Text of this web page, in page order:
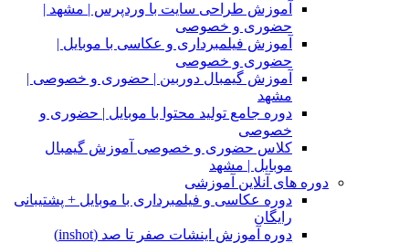
آموزش طراحی سایت با وردپرس | مشهد |
حضوری و خصوصی
آموزش فیلمبرداری و عکاسی با موبایل |
حضوری و خصوصی
آموزش گیمبال دوربین | حضوری و خصوصی |
مشهد
دوره جامع تولید محتوا با موبایل | حضوری و
خصوصی
کلاس حضوری و خصوصی آموزش گیمبال
موبایل | مشهد
دوره های آنلاین آموزشی
دوره عکاسی و فیلمبرداری با موبایل + پشتیبانی
رایگان
دوره آموزش اینشات صفر تا صد (inshot)